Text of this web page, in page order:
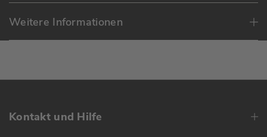
Weitere Informationen
Kontakt und Hilfe